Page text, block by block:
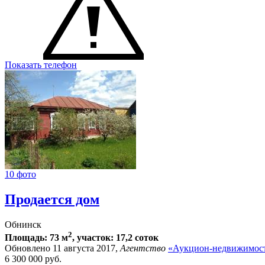
Показать телефон
10 фото
Продается дом
Обнинск
Площадь: 73 м2, участок: 17,2 соток
Обновлено 11 августа 2017,Агентство «Аукцион-
6 300 000 руб.